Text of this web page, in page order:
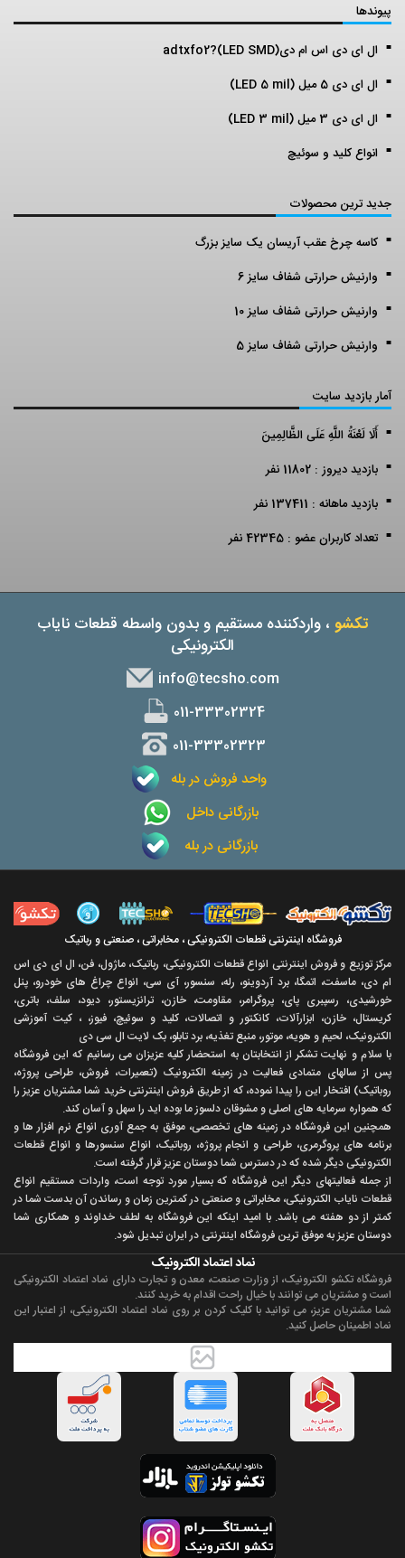
پیوندها
ال ای دی اس ام دی(LED SMD)?adtxfo2
ال ای دی 5 میل (LED 5 mil)
ال ای دی 3 میل (LED 3 mil)
انواع کلید و سوئیچ
جدید ترین محصولات
کاسه چرخ عقب آریسان یک سایز بزرگ
وارنیش حرارتی شفاف سایز 6
وارنیش حرارتی شفاف سایز 10
وارنیش حرارتی شفاف سایز 5
آمار بازدید سایت
أَلَا لَعْنَةُ اللَّهِ عَلَى الظَّالِمِينَ
بازدید دیروز : 11802 نفر
بازدید ماهانه : 137411 نفر
تعداد کاربران عضو : 42345 نفر
تکشو ، واردکننده مستقیم و بدون واسطه قطعات نایاب
الکترونیکی
info@tecsho.com
011-33302324
011-33302323
واحد فروش در بله
بازرگانی داخل
بازرگانی در بله
فروشگاه اینترنتی قطعات الکترونیکی ، مخابراتی ، صنعتی و رباتیک
مرکز توزیع و فروش اینترنتی انواع قطعات الکترونیکی، رباتیک، ماژول، فن، ال ای دی اس
ام دی، ماسفت، اتمگا، برد آردوینو، رله، سنسور، آی سی، انواع چراغ های خودرو، پنل
خورشیدی، رسپبری پای، پروگرامر، مقاومت، خازن، ترانزیستور، دیود، سلف، باتری،
کریستال، خازن، ابزارآلات، کانکتور و اتصالات، کلید و سوئیچ، فیوز، ، کیت آموزشی
الکترونیک، لحیم و هویه، موتور، منبع تغذیه، برد تابلو، بک لایت ال سی دی
با سلام و نهايت تشکر از انتخابتان به استحضار کليه عزيزان می رسانيم که اين فروشگاه
پس از سالهای متمادی فعاليت در زمينه الکترونيک (تعميرات، فروش، طراحی پروژه،
روباتيک) افتخار اين را پيدا نموده، که از طريق فروش اينترنتی خريد شما مشتريان عزيز را
که همواره سرمايه های اصلی و مشوقان دلسوز ما بوده ايد را سهل و آسان کند.
همچنين اين فروشگاه در زمينه های تخصصی، موفق به جمع آوری انواع نرم افزار ها و
برنامه های پروگرمری، طراحی و انجام پروژه، روباتيک، انواع سنسورها و انواع قطعات
الکترونيکی ديگر شده که در دسترس شما دوستان عزيز قرار گرفته است.
از جمله فعاليتهای ديگر اين فروشگاه که بسيار مورد توجه است، واردات مستقیم انواع
قطعات ناياب الکترونيکی، مخابراتی و صنعتی در کمترين زمان و رساندن آن بدست شما در
کمتر از دو هفته می باشد. با اميد اينکه اين فروشگاه به لطف خداوند و همکاری شما
دوستان عزيز به موفق ترين فروشگاه اینترنتی در ایران تبديل شود.
نماد اعتماد الکترونیک
فروشگاه تکشو الکترونیک، از وزارت صنعت، معدن و تجارت دارای نماد اعتماد الکترونیکی
است و مشتریان می توانند با خیال راحت اقدام به خرید کنند.
شما مشتریان عزیز، می توانید با کلیک کردن بر روی نماد اعتماد الکترونیکی، از اعتبار این
نماد اطمینان حاصل کنید.